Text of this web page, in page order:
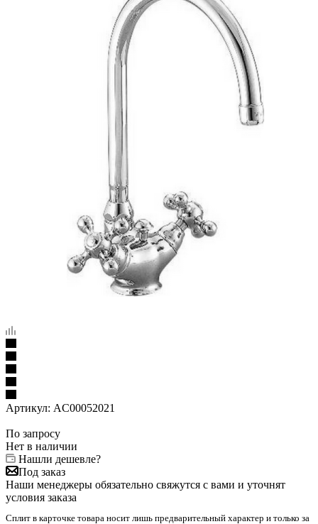
Артикул: AC00052021
По запросу
Нет в наличии
Нашли дешевле?
Под заказ
Наши менеджеры обязательно свяжутся с вами и уточнят
условия заказа
Сплит в карточке товара носит лишь предварительный характер и только за